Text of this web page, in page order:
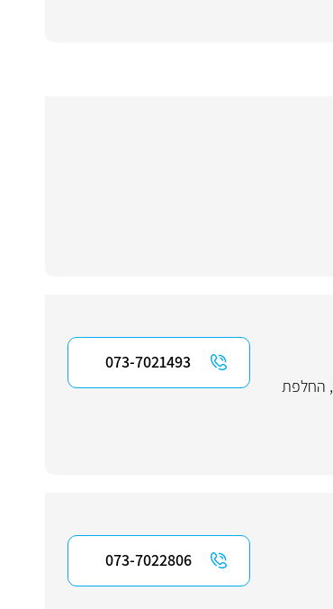
, החלפת
073-7021493
073-7022806